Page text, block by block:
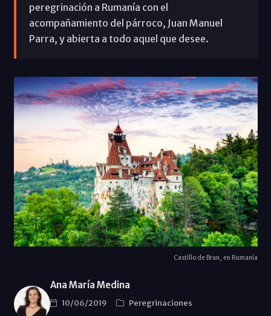
peregrinación a Rumanía con el
acompañamiento del párroco, Juan Manuel
Parra, y abierta a todo aquel que desee.
Castillo de Bran, en Rumanía
Ana María Medina
10/06/2019
Peregrinaciones